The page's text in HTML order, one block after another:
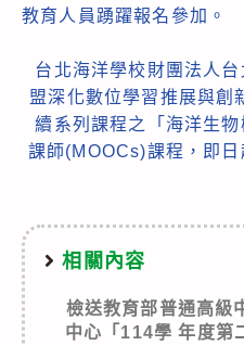
教育人員踴躍報名參加。
台北海洋學校財團法人
盟深化數位學習推展與創
續系列課程之「海洋生
課師(MOOCs)課程，即
相關內容
檢送教育部普通高級
中心「114學 年度第